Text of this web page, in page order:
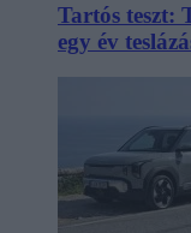
Tartós teszt:
egy év